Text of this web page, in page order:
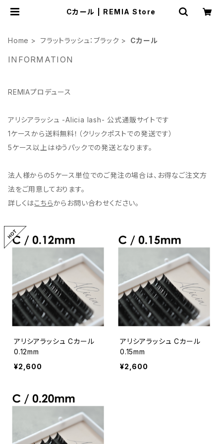
Cカール | REMIA Store
Home フラットラッシュ：ブラック Cカール
INFORMATION
REMIAプロデュース
アリシアラッシュ -Alicia lash- 公式通販サイトです
1ケースから送料無料！（クリックポストでの発送です）
5ケース以上はゆうパックでの発送となります。
法人様からの5ケース単位でのご発注の場合は、お得なご注文方
法をご用意しております。
詳しくはこちらからお問い合わせください。
アリシアラッシュ Cカール
0.12mm
¥2,600
アリシアラッシュ Cカール
0.15mm
¥2,600